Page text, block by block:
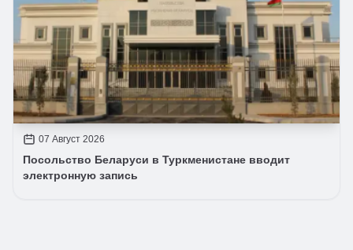
07 Август 2026
Посольство Беларуси в Туркменистане вводит
электронную запись